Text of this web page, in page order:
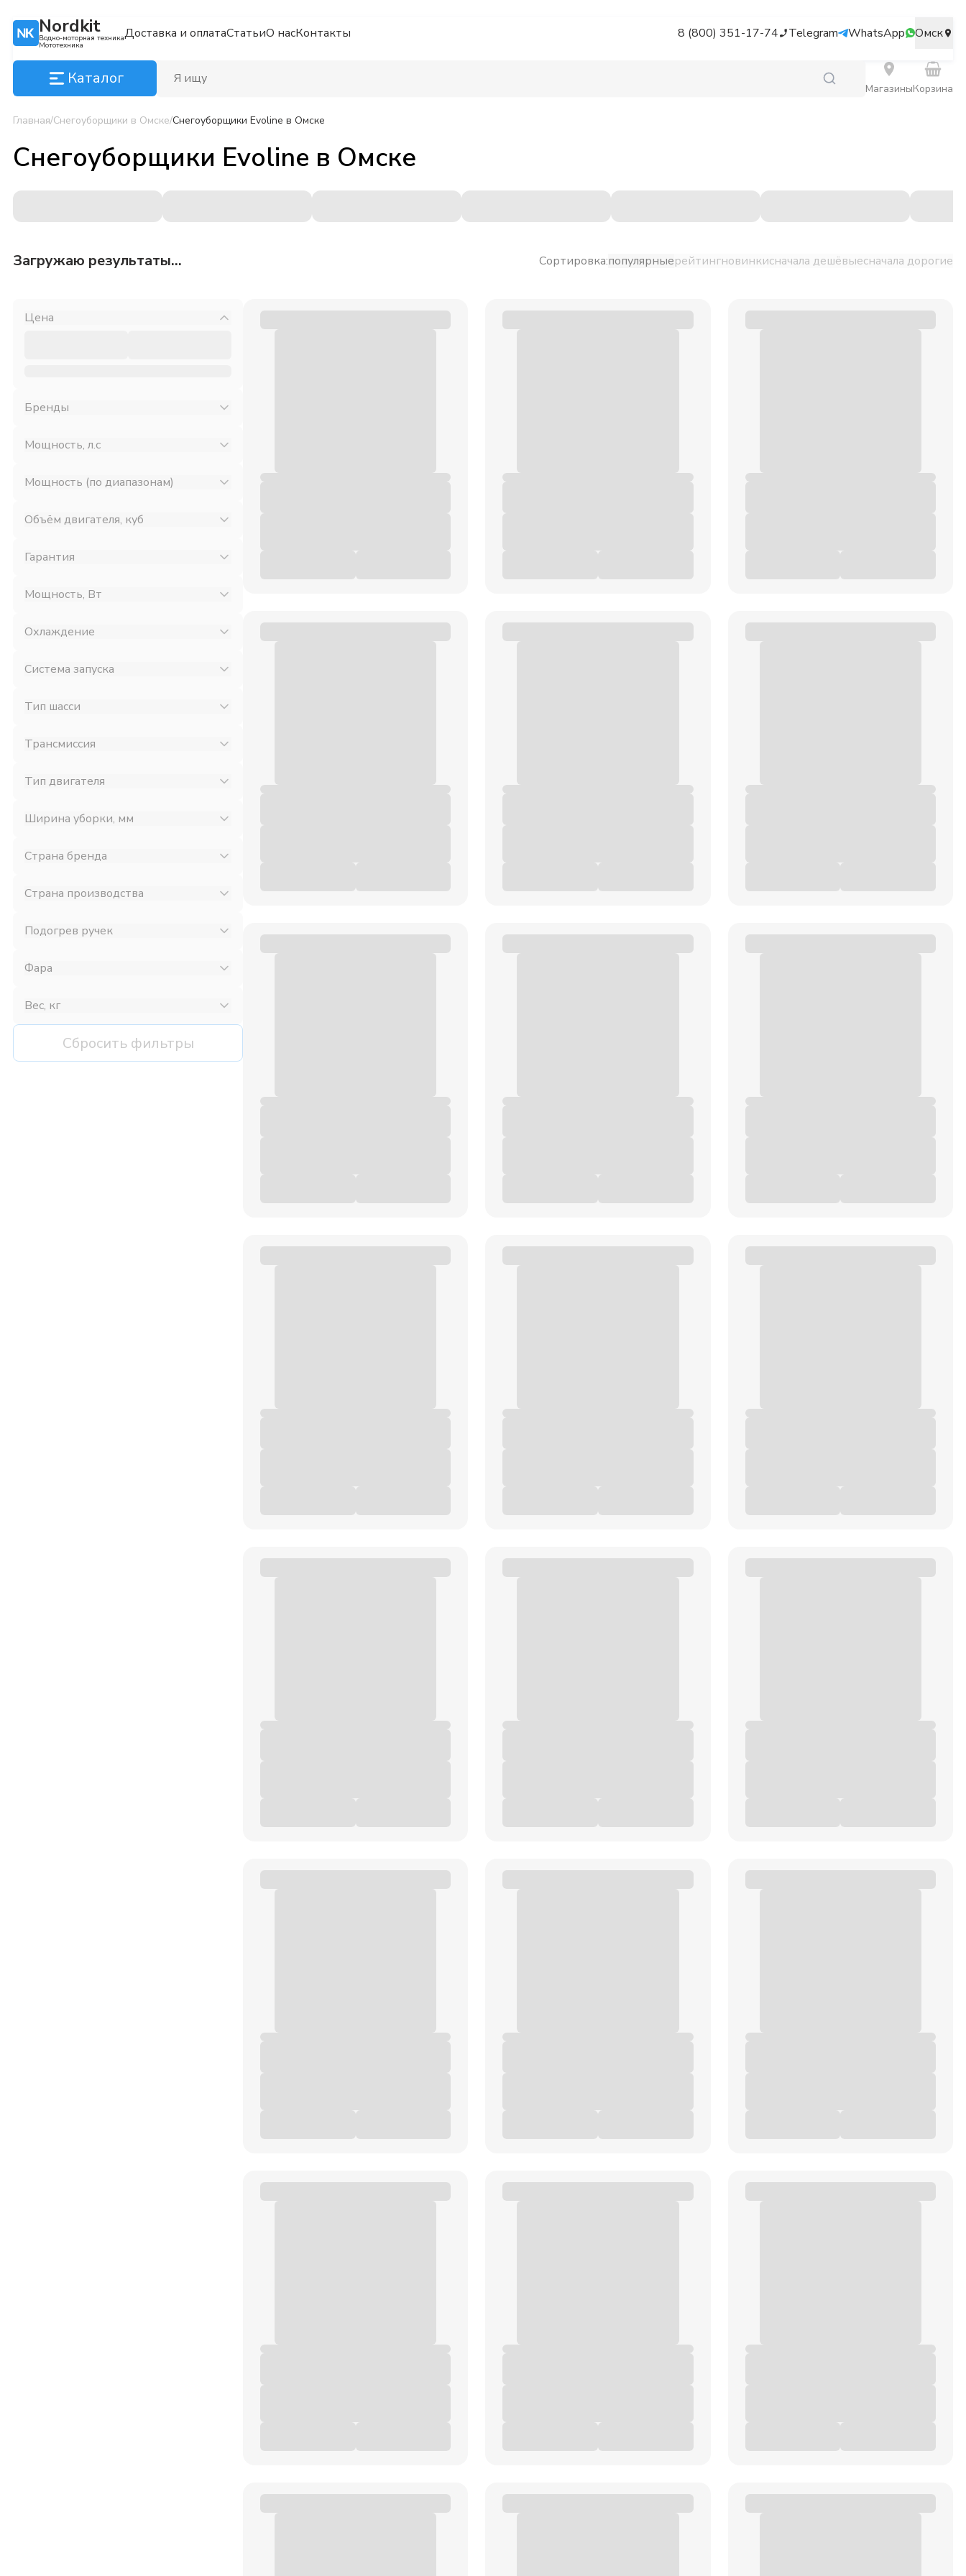
Nordkit
Водно-моторная техника
Мототехника
Доставка и оплатаСтатьиО насКонтакты 8 (800) 351-17-74 Telegram WhatsApp Омск
Каталог
МагазиныКорзина
Главная/Снегоуборщики в Омске/Снегоуборщики Evoline в Омске
Снегоуборщики Evoline в Омске
Загружаю результаты... Сортировка:популярныерейтингновинкисначала дешёвыесначала дорогие
Цена
Бренды
Мощность, л.с
Мощность (по диапазонам)
Объём двигателя, куб
Гарантия
Мощность, Вт
Охлаждение
Система запуска
Тип шасси
Трансмиссия
Тип двигателя
Ширина уборки, мм
Страна бренда
Страна производства
Подогрев ручек
Фара
Вес, кг
Сбросить фильтры